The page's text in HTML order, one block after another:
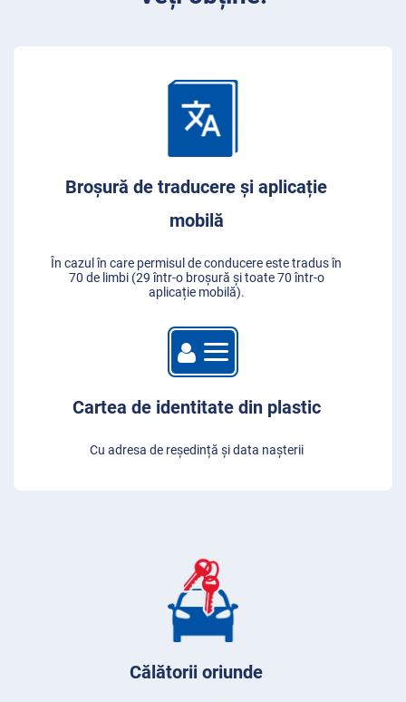
Broșură de traducere și aplicație
mobilă
În cazul în care permisul de conducere este tradus în
70 de limbi (29 într-o broșură și toate 70 într-o
aplicație mobilă).
Cartea de identitate din plastic
Cu adresa de reședință și data nașterii
Călătorii oriunde